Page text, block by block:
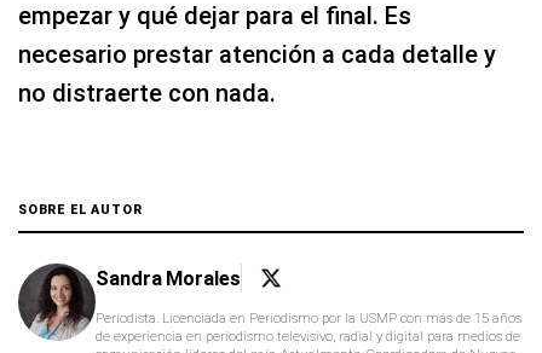
empezar y qué dejar para el final. Es
necesario prestar atención a cada detalle y
no distraerte con nada.
SOBRE EL AUTOR
Sandra Morales
Periodista. Licenciada en Periodismo por la USMP con más de 15 años
de experiencia en periodismo televisivo, radial y digital para medios de